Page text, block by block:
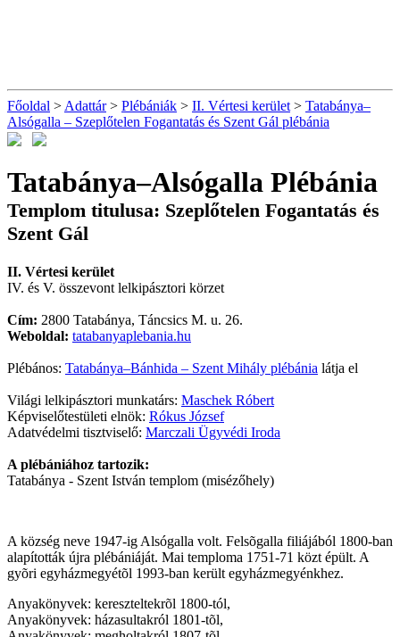
Főoldal > Adattár> Plébániák > II. Vértesi kerület > Tatabánya–
Alsógalla – Szeplőtelen Fogantatás és Szent Gál plébánia
Tatabánya–Alsógalla Plébánia
Templom titulusa: Szeplőtelen Fogantatás és
Szent Gál
II. Vértesi kerület
IV. és V. összevont lelkipásztori körzet
Cím: 2800 Tatabánya, Táncsics M. u. 26.
Weboldal: tatabanyaplebania.hu
Plébános: Tatabánya–Bánhida – Szent Mihály plébánia látja el
Világi lelkipásztori munkatárs: Maschek Róbert
Képviselőtestületi elnök: Rókus József
Adatvédelmi tisztviselő: Marczali Ügyvédi Iroda
A plébániához tartozik:
Tatabánya - Szent István templom (misézőhely)
A község neve 1947-ig Alsógalla volt. Felsõgalla filiájából 1800-ban
alapították újra plébániáját. Mai temploma 1751-71 közt épült. A
gyõri egyházmegyétõl 1993-ban került egyházmegyénkhez.
Anyakönyvek: kereszteltekrõl 1800-tól,
Anyakönyvek: házasultakról 1801-tõl,